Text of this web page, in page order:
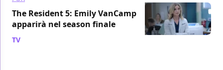
The Resident 5: Emily VanCamp
apparirà nel season finale
TV